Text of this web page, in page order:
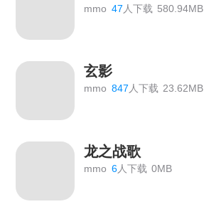
mmo 47 人下载 580.94MB
玄影
mmo 847人下载 23.62MB
龙之战歌
mmo 6人下载 0MB